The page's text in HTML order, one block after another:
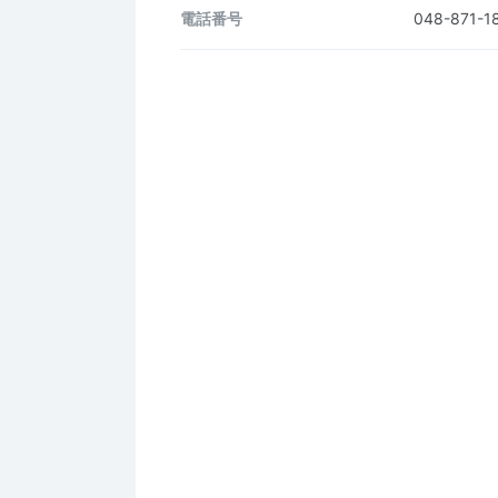
電話番号 048-871-